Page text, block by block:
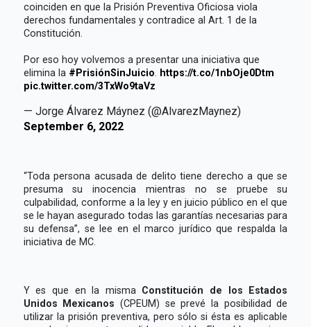
coinciden en que la Prisión Preventiva Oficiosa viola
derechos fundamentales y contradice al Art. 1 de la
Constitución.
Por eso hoy volvemos a presentar una iniciativa que
elimina la #PrisiónSinJuicio
https://t.co/1nbOje0Dtm
pic.twitter.com/3TxWo9taVz
— Jorge Álvarez Máynez (@AlvarezMaynez)
September 6, 2022
“Toda persona acusada de delito tiene derecho a que se
presuma su inocencia mientras no se pruebe su
culpabilidad, conforme a la ley y en juicio público en el que
se le hayan asegurado todas las garantías necesarias para
su defensa”, se lee en el marco jurídico que respalda la
iniciativa de MC.
Y es que en la misma Constitución de los Estados
Unidos Mexicanos (CPEUM) se prevé la posibilidad de
utilizar la prisión preventiva, pero sólo si ésta es aplicable